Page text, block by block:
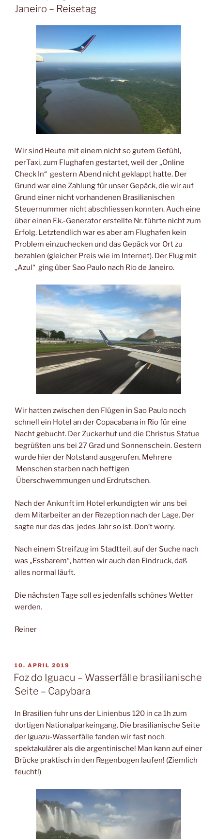
Janeiro – Reisetag
Wir sind Heute mit einem nicht so gutem Gefühl,
perTaxi, zum Flughafen gestartet, weil der „Online
Check In“ gestern Abend nicht geklappt hatte. Der
Grund war eine Zahlung für unser Gepäck, die wir auf
Grund einer nicht vorhandenen Brasilianischen
Steuernummer nicht abschliessen konnten. Auch eine
über einen F.k.-Generator erstellte Nr. führte nicht zum
Erfolg. Letztendlich war es aber am Flughafen kein
Problem einzuchecken und das Gepäck vor Ort zu
bezahlen (gleicher Preis wie im Internet). Der Flug mit
„Azul“ ging über Sao Paulo nach Rio de Janeiro.
Wir hatten zwischen den Flügen in Sao Paulo noch
schnell ein Hotel an der Copacabana in Rio für eine
Nacht gebucht. Der Zuckerhut und die Christus Statue
begrüßten uns bei 27 Grad und Sonnenschein. Gestern
wurde hier der Notstand ausgerufen. Mehrere
Menschen starben nach heftigen
Überschwemmungen und Erdrutschen.
Nach der Ankunft im Hotel erkundigten wir uns bei
dem Mitarbeiter an der Rezeption nach der Lage. Der
sagte nur das das jedes Jahr so ist. Don’t worry.
Nach einem Streifzug im Stadtteil, auf der Suche nach
was „Essbarem“, hatten wir auch den Eindruck, daß
alles normal läuft.
Die nächsten Tage soll es jedenfalls schönes Wetter
werden.
Reiner
VERÖFFENTLICHT
AM
10. APRIL 2019
Foz do Iguacu – Wasserfälle brasilianische
Seite – Capybara
In Brasilien fuhr uns der Linienbus 120 in ca 1h zum
dortigen Nationalparkeingang. Die brasilianische Seite
der Iguazu-Wasserfälle fanden wir fast noch
spektakulärer als die argentinische! Man kann auf einer
Brücke praktisch in den Regenbogen laufen! (Ziemlich
feucht!)